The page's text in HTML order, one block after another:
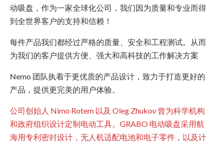
动吸盘，作为一家全球化公司，我们因为质量和专业而得
到全世界客户的支持和信赖！
每件产品我们都经过严格的质量、安全和工程测试。从而
为我们的客户提供方便、强大和高科技的工作解决方案
Nemo 团队执着于更优质的产品设计，致力于打造更好的
产品，提供更完美的用户体验。
公司创始人 Nimo Rotem 以及 Oleg Zhukov 曾为科学机构
和政府组织设计定制电动工具。GRABO 电动吸盘采用航
海用专利密封设计，无人机适配电池和电子零件，以及计